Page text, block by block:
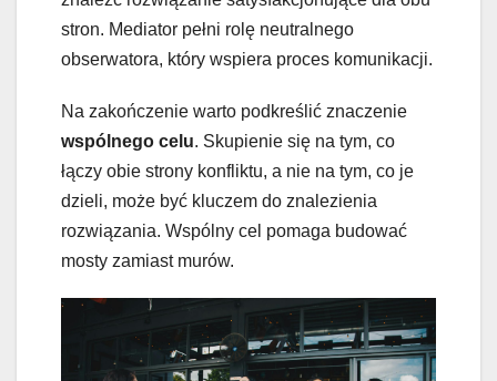
stron. Mediator pełni rolę neutralnego
obserwatora, który wspiera proces komunikacji.
Na zakończenie warto podkreślić znaczenie
wspólnego celu. Skupienie się na tym, co
łączy obie strony konfliktu, a nie na tym, co je
dzieli, może być kluczem do znalezienia
rozwiązania. Wspólny cel pomaga budować
mosty zamiast murów.